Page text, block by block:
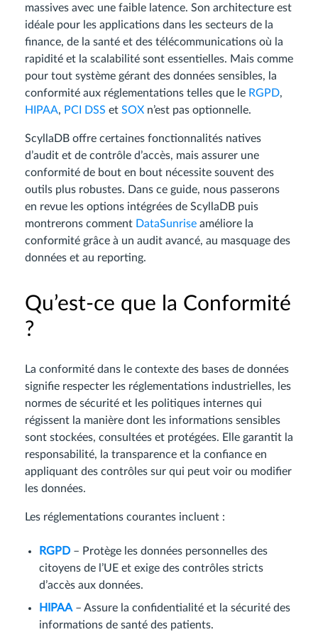
massives avec une faible latence. Son architecture est
idéale pour les applications dans les secteurs de la
finance, de la santé et des télécommunications où la
rapidité et la scalabilité sont essentielles. Mais comme
pour tout système gérant des données sensibles, la
conformité aux réglementations telles que le RGPD,
HIPAA, PCI DSS et SOX n’est pas optionnelle.
ScyllaDB offre certaines fonctionnalités natives
d’audit et de contrôle d’accès, mais assurer une
conformité de bout en bout nécessite souvent des
outils plus robustes. Dans ce guide, nous passerons
en revue les options intégrées de ScyllaDB puis
montrerons comment DataSunrise améliore la
conformité grâce à un audit avancé, au masquage des
données et au reporting.
Qu’est-ce que la Conformité
?
La conformité dans le contexte des bases de données
signifie respecter les réglementations industrielles, les
normes de sécurité et les politiques internes qui
régissent la manière dont les informations sensibles
sont stockées, consultées et protégées. Elle garantit la
responsabilité, la transparence et la confiance en
appliquant des contrôles sur qui peut voir ou modifier
les données.
Les réglementations courantes incluent :
RGPD – Protège les données personnelles des
citoyens de l’UE et exige des contrôles stricts
d’accès aux données.
HIPAA – Assure la confidentialité et la sécurité des
informations de santé des patients.